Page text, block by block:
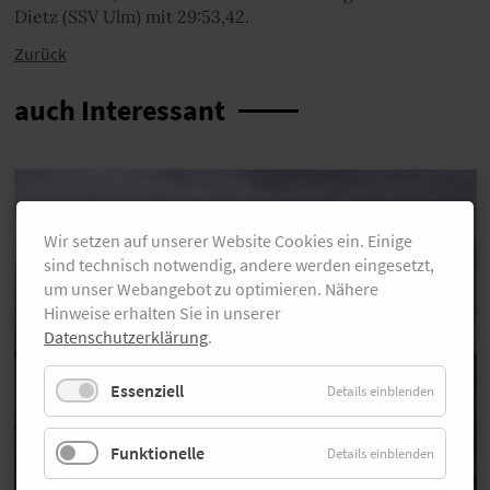
Dietz (SSV Ulm) mit 29:53,42.
Zurück
auch Interessant
Wir setzen auf unserer Website Cookies ein. Einige
sind technisch notwendig, andere werden eingesetzt,
um unser Webangebot zu optimieren. Nähere
Hinweise erhalten Sie in unserer
Datenschutzerklärung.
Essenziell Details einblenden
Funktionelle Details einblenden